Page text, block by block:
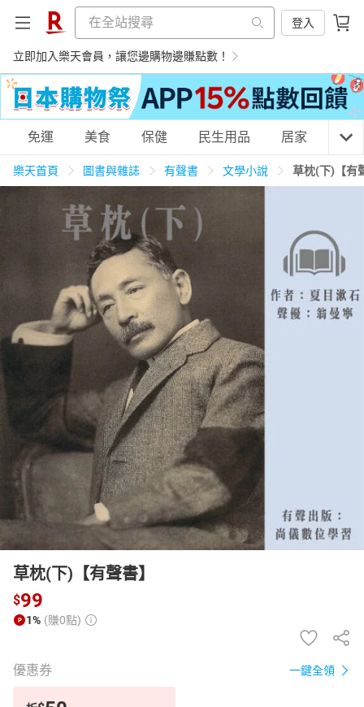
登入
立即加入樂天會員，讓您邊購物邊賺點數！
購物網分類
天天免運 美食蛋糕
居家生活 3C家電 親子玩具
男裝 化妝保養
電子/紙本書
HOT
免運 美食 保健 民生用品 居家 3C
樂天首頁 圖書與雜誌 有聲書 文學小說 草枕(下)【有
草枕(下)【有聲書】
$99
1% (賺0點)
優惠券 一鍵全領